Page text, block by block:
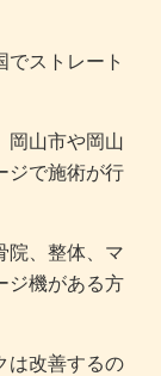
ストレート
岡山市や岡山
ジで施術が行
院、整体、マ
ジ機がある方
は改善するの